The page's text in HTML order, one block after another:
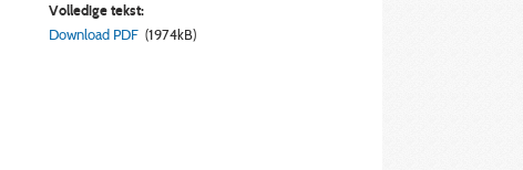
Volledige tekst:
Download PDF (1974kB)